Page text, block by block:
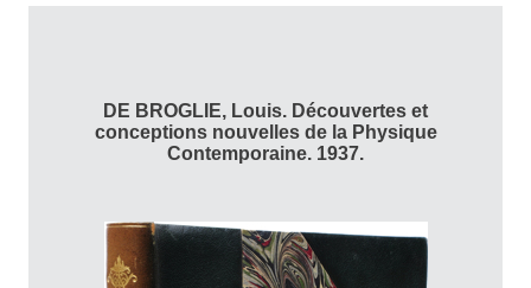
DE BROGLIE, Louis. Découvertes et
conceptions nouvelles de la Physique
Contemporaine. 1937.